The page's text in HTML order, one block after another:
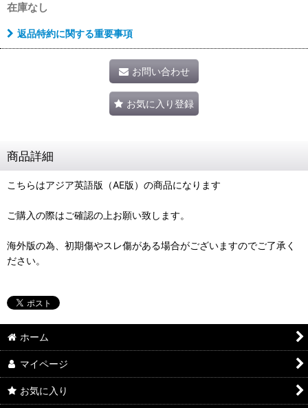
在庫なし
返品特約に関する重要事項
お問い合わせ
お気に入り登録
商品詳細
こちらはアジア英語版（AE版）の商品になります
ご購入の際はご確認の上お願い致します。
海外版の為、初期傷やスレ傷がある場合がございますのでご了承く
ださい。
ホーム
マイページ
お気に入り